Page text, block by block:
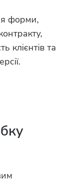
форми,
клієнтів та